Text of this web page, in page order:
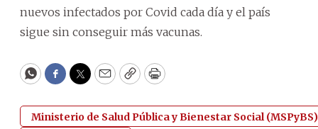
nuevos infectados por Covid cada día y el país
sigue sin conseguir más vacunas.
WhatsApp
Facebook
Twitter
EmailCopyPrint
Ministerio de Salud Pública y Bienestar Social (MSPyBS)